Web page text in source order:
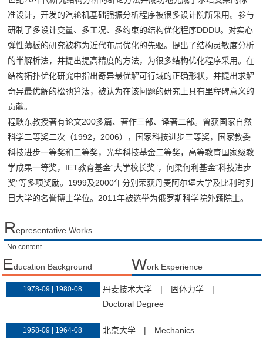
准设计，开发的汽轮机基础强振分析程序被很多设计院所采用。参与
研制了多设计变量、多工况、多约束的结构优化程序DDDU。对实心
弹性薄板的研究被称为近代布局优化的先驱。提出了结构灵敏度分析
的半解析法，并提出提高精度的方法，为很多结构优化程序采用。在
结构拓扑优化研究中指出奇异最优解可行域的正确形状，并提出求解
奇异最优解的松弛算法，被认为在该问题的研究上具有里程碑意义的
贡献。
程耿东教授著有论文200多篇、著作三部、译著二部。曾获国家自然
科学二等奖二次（1992，2006），国家科技进步三等奖，国家教委
科技进步一等奖和二等奖，光华科技基金二等奖，高等教育国家级教
学成果一等奖，IET教育基金“大学校长奖”，何梁何利基金“科技进步
奖”等多项奖励。1999及2000年分别荣获丹麦阿尔堡大学及比利时列
日大学的名誉博士学位。2011年被选举为俄罗斯科学院外籍院士。
Representative Works
No content
Education Background Work Experience
1978-09 | 1980-08 丹麦技术大学 | 固体力学
|
Doctoral Degree
1958-09 | 1964-08 北京大学 | Mechanics